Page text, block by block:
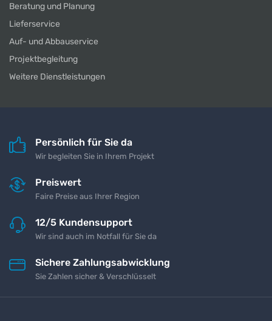
Beratung und Planung
Lieferservice
Auf- und Abbauservice
Projektbegleitung
Weitere Dienstleistungen
Persönlich für Sie da
Wir begleiten Sie in Ihrem Projekt
Preiswert
Faire Preise aus Ihrer Region
12/5 Kundensupport
Wir sind auch im Notfall für Sie da
Sichere Zahlungsabwicklung
Sie Zahlen sicher & Verschlüsselt